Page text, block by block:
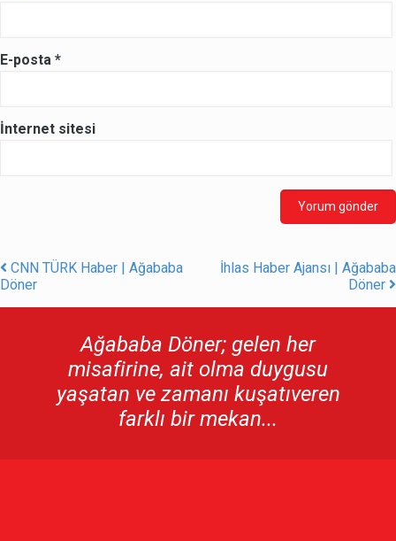
E-posta *
İnternet sitesi
Post navigation
CNN TÜRK Haber | Ağababa
Döner
İhlas Haber Ajansı | Ağababa
Döner
Ağababa Döner; gelen her
misafirine, ait olma duygusu
yaşatan ve zamanı kuşatıveren
farklı bir mekan...